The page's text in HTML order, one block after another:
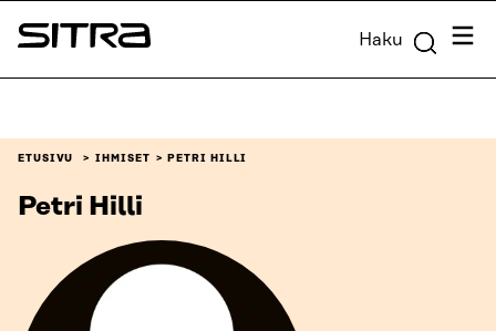
Siirry
suoraan
Sitra Haku
ETUSIVU IHMISET PETRI HILLI
Petri Hilli